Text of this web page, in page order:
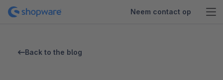
Neem contact op
Back to the blog